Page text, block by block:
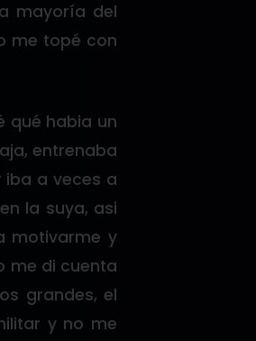
mayoría del
me topé con
qué habia un
entrenaba
iba a veces a
la suya, asi
motivarme y
me di cuenta
grandes, el
y no me